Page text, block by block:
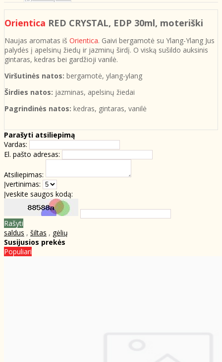
Orientica RED CRYSTAL, EDP 30ml, moteriški
Naujas aromatas iš Orientica. Gaivi bergamotė su Ylang-Ylang Jus
palydės į apelsinų žiedų ir jazminų širdį. O viską sušildo auksinis
gintaras, kedras bei gardžioji vanilė.
Viršutinės natos: bergamotė, ylang-ylang
Širdies natos: jazminas, apelsinų žiedai
Pagrindinės natos: kedras, gintaras, vanilė
Parašyti atsiliepimą
Vardas:
El. pašto adresas:
Atsiliepimas:
Įvertinimas:
Įveskite saugos kodą:
Rašyti
saldus , šiltas , gėlių
Susijusios prekės
Populiari